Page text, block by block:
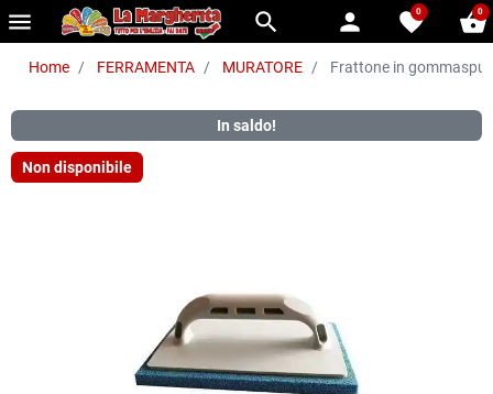
menu search person favorite
0 shopping_basket
0
Home FERRAMENTA MURATORE Frattone in
In saldo!
Non disponibile